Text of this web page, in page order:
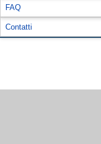
FAQ
Contatti